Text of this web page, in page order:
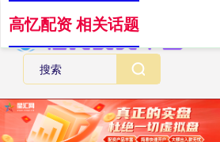
高忆配资 相关话题